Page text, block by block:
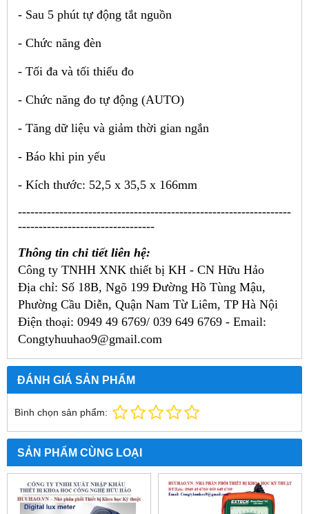
- Sau 5 phút tự động tắt nguồn
- Chức năng đèn
- Tối đa và tối thiểu đo
- Chức năng đo tự động (AUTO)
- Tăng dữ liệu và giảm thời gian ngắn
- Báo khi pin yếu
- Kích thước: 52,5 x 35,5 x 166mm
------------------------------------------------------------------
---------------------------------
Thông tin chi tiết liên hệ:
Công ty TNHH XNK thiết bị KH - CN Hữu Hảo
Địa chỉ: Số 18B, Ngõ 199 Đường Hồ Tùng Mậu,
Phường Cầu Diễn, Quận Nam Từ Liêm, TP Hà Nội
Điện thoại: 0949 49 6769/ 039 649 6769 - Email:
Congtyhuuhao9@gmail.com
ĐÁNH GIÁ SẢN PHẨM
Bình chọn sản phẩm:
SẢN PHẨM CÙNG LOẠI